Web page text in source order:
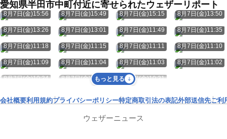
愛知県半田市中町付近に寄せられたウェザーリポート
8月7日(金)15:56 8月7日(金)15:49 8月7日(金)15:15 8月7日(金)13:50
8月7日(金)13:26 8月7日(金)13:01 8月7日(金)11:49 8月7日(金)11:35
8月7日(金)11:18 8月7日(金)11:15 8月7日(金)11:11 8月7日(金)11:10
8月7日(金)11:09 8月7日(金)11:04 8月7日(金)11:03 8月7日(金)11:02
8月7日(金)10:34 8月7日(金)10:32 8月7日(金)10:31
もっと見る
会社概要利用規約プライバシーポリシー特定商取引法の表記外部送信先ご利
ウェザーニュース